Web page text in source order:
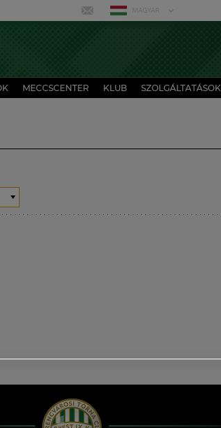
MAGYAR
MECCSCENTER KLUB SZOLGÁLTATÁSOK